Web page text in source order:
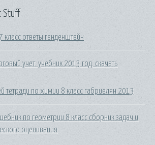
Stuff
класс ответы генденштейн
учет. учебник 2013 год. скачать
тетради по химии 8 класс габриелян 2013
по геометрии 8 класс сборник задач и
оценивания